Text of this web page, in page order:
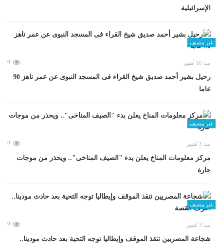
الإسرائيلية
غير مصنف
منذ 10 أشهر 0
رحيل بشير أحمد صديق شيخ القراء فى المسجد النبوى عن عمر ناهز 90
عاما
غير مصنف
منذ 3 أشهر 0
مركز معلومات المناخ يعلن بدء "الصيف المناخى".. ويحذر من موجات
حارة
غير مصنف
منذ 3 أشهر 0
شجاعة المصريين تنقذ الموقف وإيطاليا توجه التحية بعد حادث مودينا..